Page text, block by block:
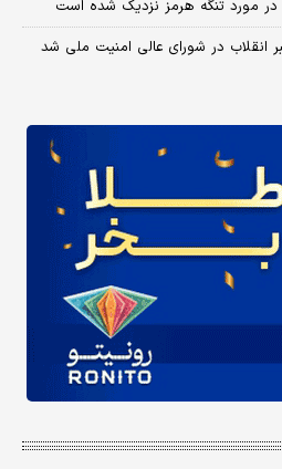
در مورد تنگه هرمز نزدیک شده است
انقلاب در شورای عالی امنیت ملی شد